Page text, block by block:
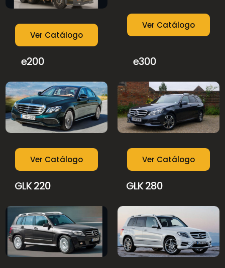
Ver Catálogo
Ver Catálogo
e200
Ver Catálogo
e300
Ver Catálogo
GLK 220 GLK 280